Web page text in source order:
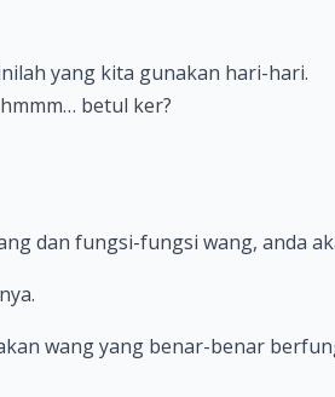
yang kita gunakan hari-hari.
betul ker?
dan fungsi-fungsi wang, anda
wang yang benar-benar